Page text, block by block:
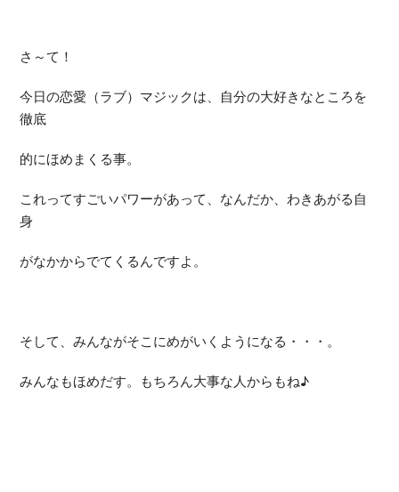
さ～て！
今日の恋愛（ラブ）マジックは、自分の大好きなところを
徹底
的にほめまくる事。
これってすごいパワーがあって、なんだか、わきあがる自
身
がなかからでてくるんですよ。
そして、みんながそこにめがいくようになる・・・。
みんなもほめだす。もちろん大事な人からもね♪